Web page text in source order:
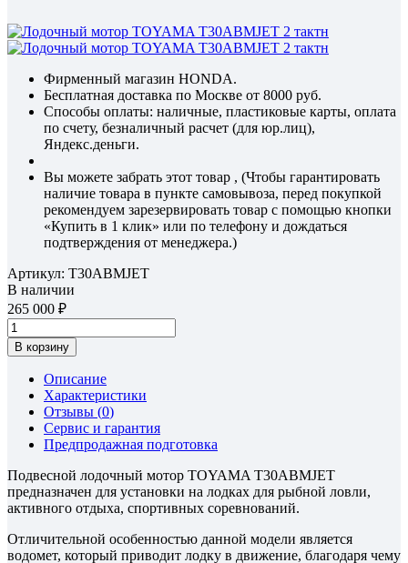
Фирменный магазин HONDA.
Бесплатная доставка по Москве от 8000 руб.
Способы оплаты: наличные, пластиковые карты, оплата
по счету, безналичный расчет (для юр.лиц),
Яндекс.деньги.
Вы можете забрать этот товар , (Чтобы гарантировать
наличие товара в пункте самовывоза, перед покупкой
рекомендуем зарезервировать товар с помощью кнопки
«Купить в 1 клик» или по телефону и дождаться
подтверждения от менеджера.)
Артикул: T30ABMJET
В наличии
265 000
В корзину
Описание
Характеристики
Отзывы (0)
Сервис и гарантия
Предпродажная подготовка
Подвесной лодочный мотор TOYAMA T30ABMJET
предназначен для установки на лодках для рыбной ловли,
активного отдыха, спортивных соревнований.
Отличительной особенностью данной модели является
водомет, который приводит лодку в движение, благодаря чему